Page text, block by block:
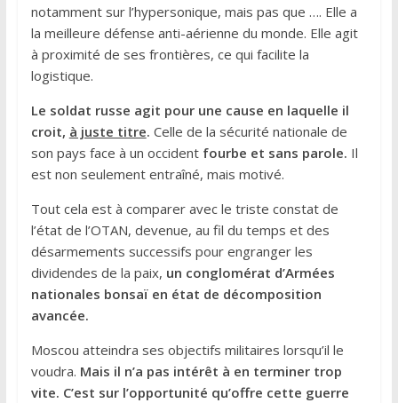
notamment sur l’hypersonique, mais pas que …. Elle a
la meilleure défense anti-aérienne du monde. Elle agit
à proximité de ses frontières, ce qui facilite la
logistique.
Le soldat russe agit pour une cause en laquelle il
croit, à juste titre. Celle de la sécurité nationale de
son pays face à un occident fourbe et sans parole. Il
est non seulement entraîné, mais motivé.
Tout cela est à comparer avec le triste constat de
l’état de l’OTAN, devenue, au fil du temps et des
désarmements successifs pour engranger les
dividendes de la paix, un conglomérat d’Armées
nationales bonsaï en état de décomposition
avancée.
Moscou atteindra ses objectifs militaires lorsqu’il le
voudra. Mais il n’a pas intérêt à en terminer trop
vite. C’est sur l’opportunité qu’offre cette guerre